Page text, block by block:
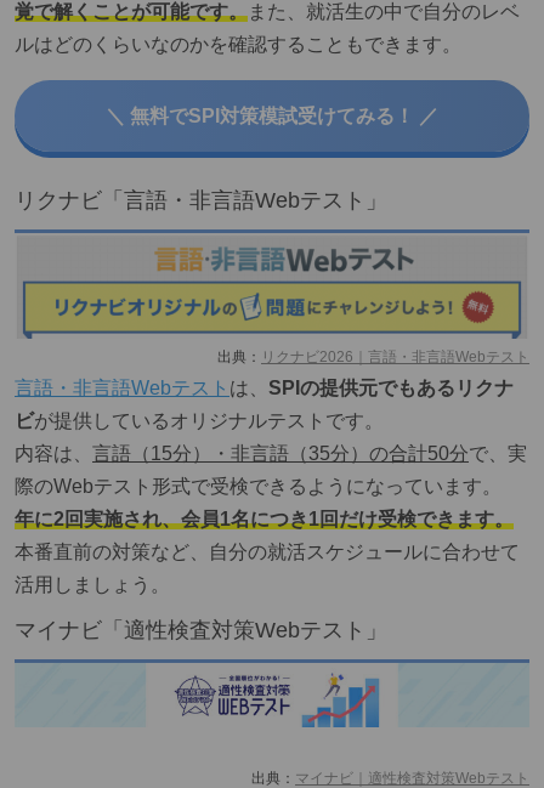
覚で解くことが可能です。また、就活生の中で自分のレベ
ルはどのくらいなのかを確認することもできます。
＼ 無料でSPI対策模試受けてみる！ ／
リクナビ「言語・非言語Webテスト」
出典： リクナビ2026｜言語・非言語Webテスト
言語・非言語Webテスト は、 SPIの提供元でもあるリクナ
ビが提供しているオリジナルテストです。
内容は、 言語（15分）・非言語（35分）の合計50分で、実
際のWebテスト形式で受検できるようになっています。
年に2回実施され、会員1名につき1回だけ受検できます。
本番直前の対策など、自分の就活スケジュールに合わせて
活用しましょう。
マイナビ「適性検査対策Webテスト」
出典： マイナビ｜適性検査対策Webテスト